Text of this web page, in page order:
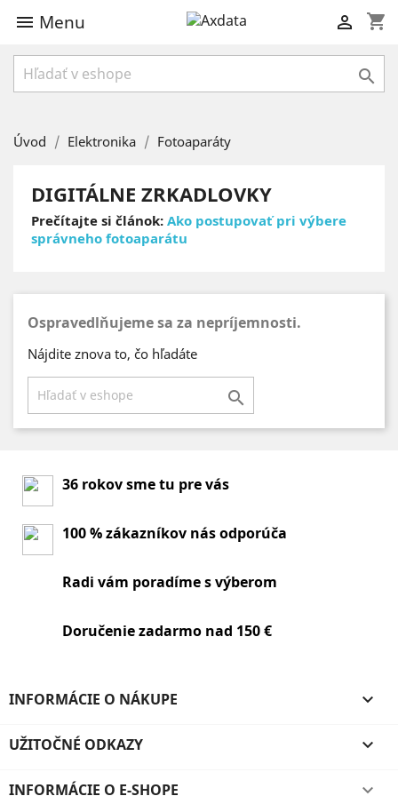
 Menu shopping_cart


Úvod Elektronika Fotoaparáty
DIGITÁLNE ZRKADLOVKY
Prečítajte si článok: Ako postupovať pri výbere
správneho fotoaparátu
Ospravedlňujeme sa za nepríjemnosti.
Nájdite znova to, čo hľadáte

36 rokov sme tu pre vás
100 % zákazníkov nás odporúča
Radi vám poradíme s výberom
Doručenie zadarmo nad 150 €
INFORMÁCIE O NÁKUPE 
UŽITOČNÉ ODKAZY 
INFORMÁCIE O E-SHOPE 